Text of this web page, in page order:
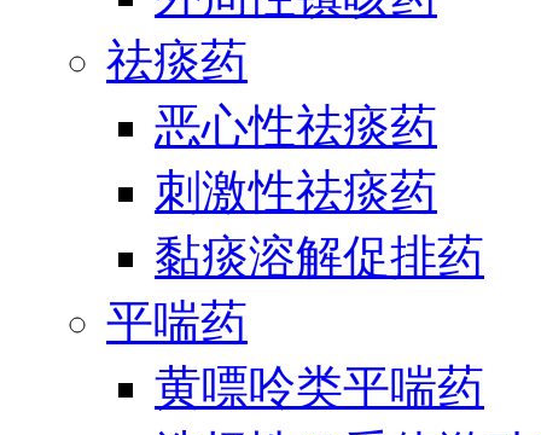
祛痰药
恶心性祛痰药
刺激性祛痰药
黏痰溶解促排药
平喘药
黄嘌呤类平喘药